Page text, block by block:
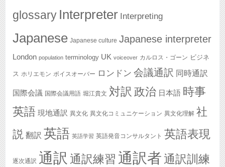
glossary Interpreter Interpreting
Japanese Japanese culture Japanese interpreter
London population terminology UK voiceover カルロス・ゴーン ビジネ
ス ホリエモン ボイスオーバー ロンドン 会議通訳 同時通訳
国際会議 国際会議用語 堀江貴文 対訳 政治 日本語 時事
英語 現地通訳 異文化 異文化コミュニケーション 異文化理解 社
説 翻訳 英語 英語学習 英語発音コンサルタント 英語表現
逐次通訳 通訳 通訳練習 通訳者 通訳訓練